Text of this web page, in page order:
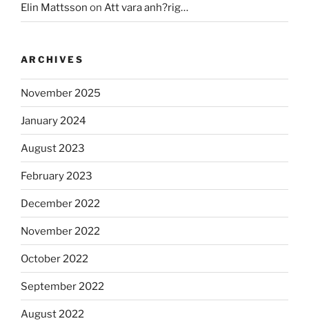
Elin Mattsson on Att vara anh?rig…
ARCHIVES
November 2025
January 2024
August 2023
February 2023
December 2022
November 2022
October 2022
September 2022
August 2022